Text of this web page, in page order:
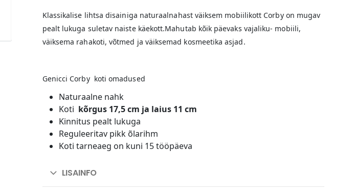
Klassikalise lihtsa disainiga naturaalnahast väiksem mobiilikott Corby on mugav
pealt lukuga suletav naiste käekott.Mahutab kõik päevaks vajaliku- mobiili,
väiksema rahakoti, võtmed ja väiksemad kosmeetika asjad.
Genicci Corby koti omadused
Naturaalne nahk
Koti kõrgus 17,5 cm ja laius 11 cm
Kinnitus pealt lukuga
Reguleeritav pikk õlarihm
Koti tarneaeg on kuni 15 tööpäeva
LISAINFO